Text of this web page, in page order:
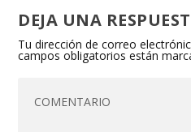
DEJA UNA
Tu dirección de correo
campos obligatorios están